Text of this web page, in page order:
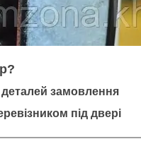
замовлення
під двері